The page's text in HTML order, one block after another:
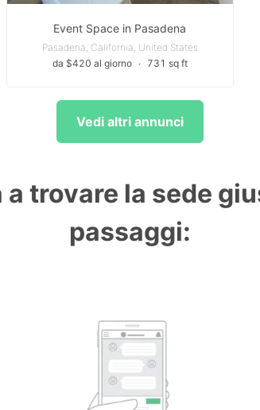
Event Space in Pasadena
Pasadena, California, United States
da $420 al giorno
∙ 731 sq ft
Vedi altri annunci
trovare la sede
passaggi: